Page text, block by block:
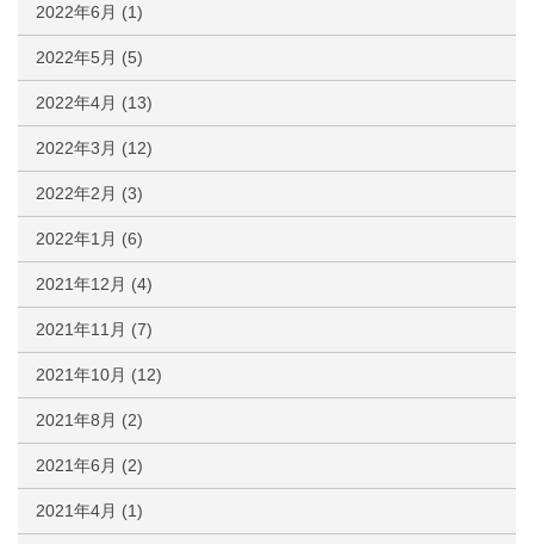
2022年6月 (1)
2022年5月 (5)
2022年4月 (13)
2022年3月 (12)
2022年2月 (3)
2022年1月 (6)
2021年12月 (4)
2021年11月 (7)
2021年10月 (12)
2021年8月 (2)
2021年6月 (2)
2021年4月 (1)